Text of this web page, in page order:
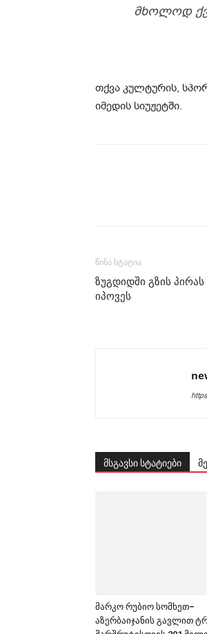
ᲛᲮᲝᲚᲝᲓ
თქვა კულტურის,
იმედის სიუჟეტში.
წინა სტატია
ზუგდიდში გზის
იპოვეს
მსგავსი სტატიები
მარკო რუბიო სომხეთ–
აზერბაიჯანის გავლით